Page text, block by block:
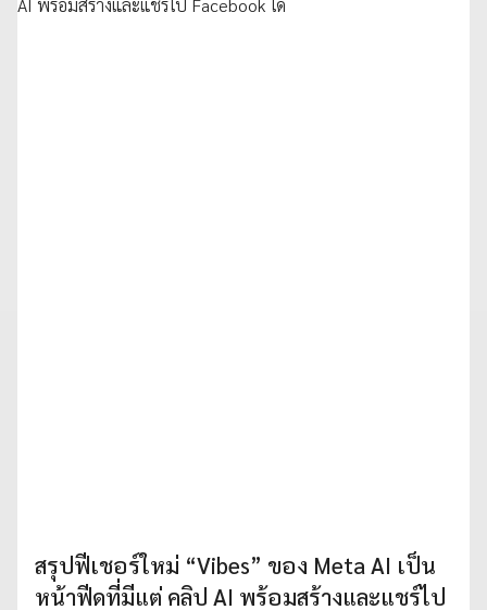
สรุปฟีเชอร์ใหม่ “Vibes” ของ Meta AI เป็น
หน้าฟีดที่มีแต่ คลิป AI พร้อมสร้างและแชร์ไป